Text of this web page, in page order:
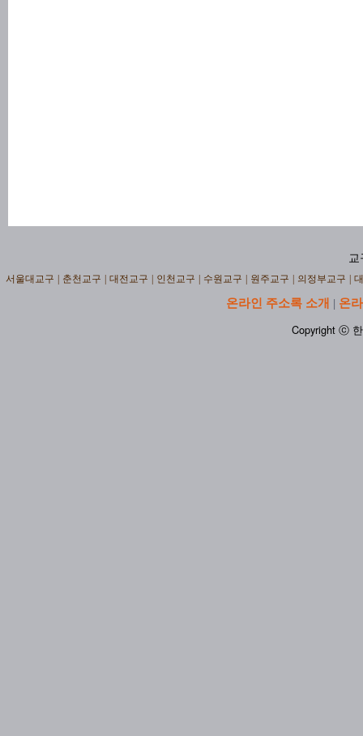
교
서울대교구 춘천교구 대전교구 인천교구 수원교구 원주교구 의정부교구
온라인 주소록 소개 | 온
Copyright ⓒ